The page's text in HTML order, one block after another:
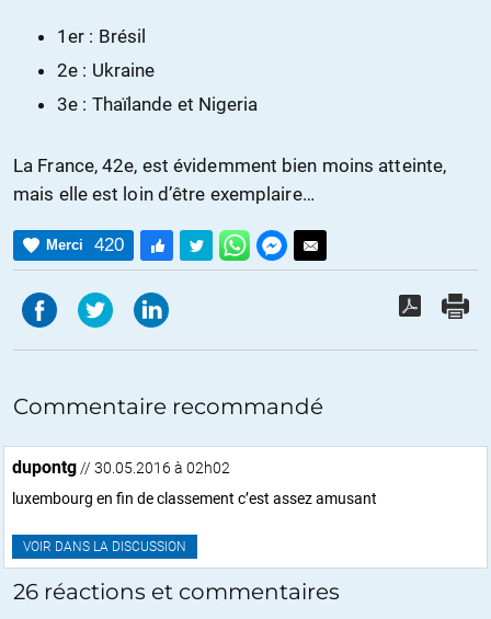
1er : Brésil
2e : Ukraine
3e : Thaïlande et Nigeria
La France, 42e, est évidemment bien moins atteinte,
mais elle est loin d’être exemplaire…
Merci 420
Commentaire recommandé
dupontg // 30.05.2016 à 02h02
luxembourg en fin de classement c’est assez amusant
VOIR DANS LA DISCUSSION
26 réactions et commentaires